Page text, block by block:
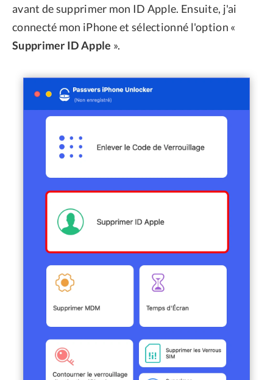
avant de supprimer mon ID Apple. Ensuite, j'ai
connecté mon iPhone et sélectionné l'option «
Supprimer ID Apple ».